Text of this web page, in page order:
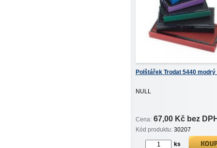
Polštářek Trodat 5440
NULL
Cena: 67,00 Kč bez
Kód produktu: 30207
ks